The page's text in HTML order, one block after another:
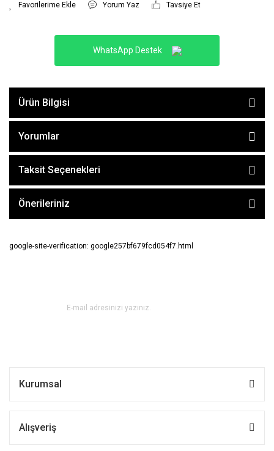
Yorum Yaz Tavsiye Et
WhatsApp Destek
Ürün Bilgisi
Yorumlar
Taksit Seçenekleri
Önerileriniz
google-site-verification: google257bf679fcd054f7.html
Kurumsal
Alışveriş